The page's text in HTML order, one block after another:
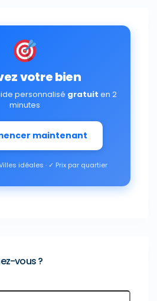
votre bien
personnalisé gratuit en 2
minutes
maintenant
idéales · ✓ Prix par quartier
vous ?